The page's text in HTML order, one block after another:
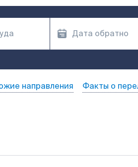
направления Факты о